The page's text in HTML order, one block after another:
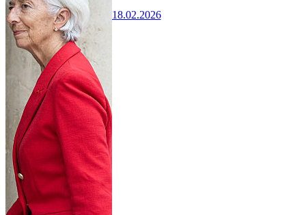
18.02.2026